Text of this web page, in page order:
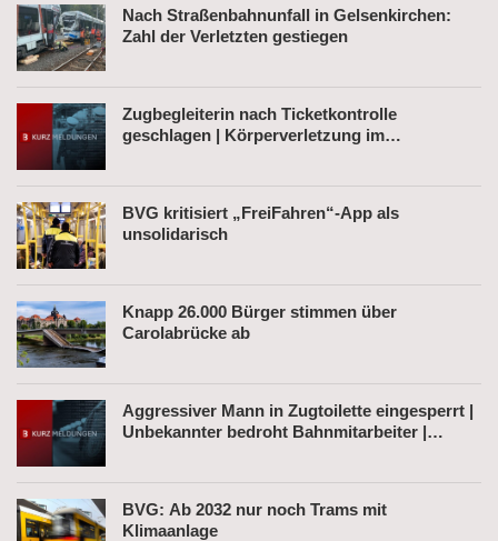
Nach Straßenbahnunfall in Gelsenkirchen:
Zahl der Verletzten gestiegen
Zugbegleiterin nach Ticketkontrolle
geschlagen | Körperverletzung im
BVG kritisiert „FreiFahren“-App als
unsolidarisch
Knapp 26.000 Bürger stimmen über
Carolabrücke ab
Aggressiver Mann in Zugtoilette eingesperrt |
Unbekannter bedroht Bahnmitarbeiter |
BVG: Ab 2032 nur noch Trams mit
Klimaanlage